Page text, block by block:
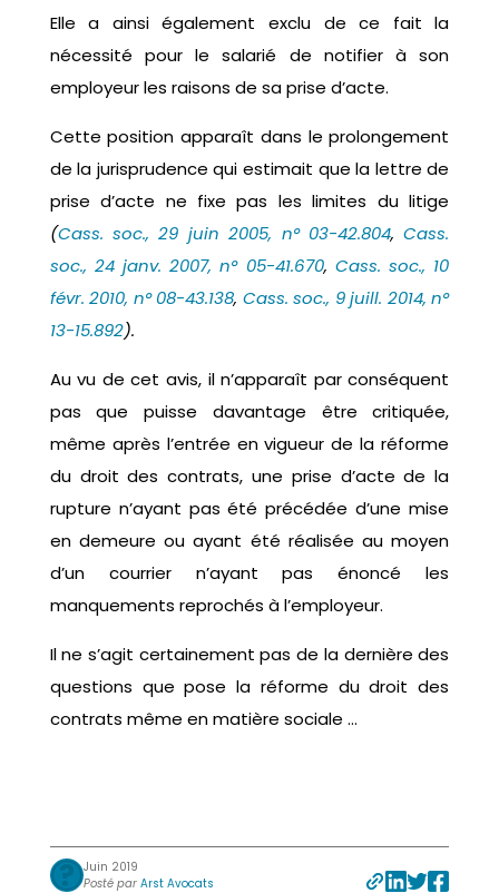
Elle a ainsi également exclu de ce fait la
nécessité pour le salarié de notifier à son
employeur les raisons de sa prise d’acte.
Cette position apparaît dans le prolongement
de la jurisprudence qui estimait que la lettre de
prise d’acte ne fixe pas les limites du litige
(Cass. soc., 29 juin 2005, n° 03-42.804,Cass.
soc., 24 janv. 2007, n° 05-41.670, Cass. soc., 10
févr. 2010, n° 08-43.138, Cass. soc., 9 juill. 2014, n°
13-15.892).
Au vu de cet avis, il n’apparaît par conséquent
pas que puisse davantage être critiquée,
même après l’entrée en vigueur de la réforme
du droit des contrats, une prise d’acte de la
rupture n’ayant pas été précédée d’une mise
en demeure ou ayant été réalisée au moyen
d’un courrier n’ayant pas énoncé les
manquements reprochés à l’employeur.
Il ne s’agit certainement pas de la dernière des
questions que pose la réforme du droit des
contrats même en matière sociale …
Juin 2019
Posté par Arst Avocats